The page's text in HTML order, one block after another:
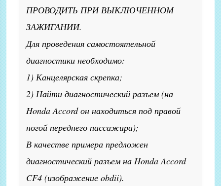
ПРОВОДИТЬ ПРИ ВЫКЛЮЧЕННОМ
ЗАЖИГАНИИ.
Для проведения самостоятельной
диагностики необходимо:
1) Канцелярская скрепка;
2) Найти диагностический разъем (на
Honda Accord он находиться под правой
ногой переднего пассажира);
В качестве примера предложен
диагностический разъем на Honda Accord
CF4 (изображение obdii).